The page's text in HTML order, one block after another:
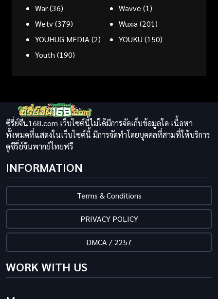
War(36) Wavve (1)
Wetv(379) Wuxia (201)
YOUHUG MEDIA (2) YOUKU (150)
Youth (190)
ซีรี่ย์จีน168.com เว็บไซต์นี้ไม่ได้มีการจัดเก็บข้อมูลใด เนื้อหา
ทั้งหมดที่แสดงในเว็บไซต์นี้ มีการจัดทำโดยบุคคลที่สามที่ให้บริการ
ดูซีรี่ย์จีนพากย์ไทยฟรี
INFORMATION
Terms & Conditions
PRIVACY POLICY
DMCA / 2257
WORK WITH US